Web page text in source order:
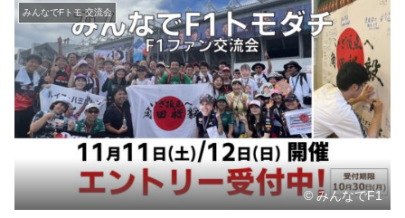
みんなでFトモ 交流会
© みんなでF1